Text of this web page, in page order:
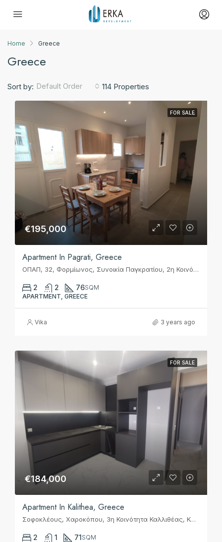
Home Greece
Greece
114 Properties
Sort by: Default Order
FOR SALE
€195,000
Apartment In Pagrati, Greece
ΟΠΑΠ, 32, Φορμίωνος, Συνοικία Παγκρατίου, 2η Κοινότητα Αθηνών, Αθήνα, Δήμος Αθηναίων, Περιφερειακή Ενότητα Κεντρικού Τομέα Αθηνών, Περιφέρεια Αττικής, Αποκεντρωμένη Διοίκηση Αττικής, 116 34, Ελλάς
2 2 76SQM
APARTMENT, GREECE
Vika 3 years ago
FOR SALE
€184,000
Apartment In Kalithea, Greece
Σοφοκλέους, Χαροκόπου, 3η Κοινότητα Καλλιθέας, Καλλιθέα, Δήμος Καλλιθέας, Περιφερειακή Ενότητα Νοτίου Τομέα Αθηνών, Περιφέρεια Αττικής, Αποκεντρωμένη Διοίκηση Αττικής, 17671, Ελλάς
2 1 71SQM